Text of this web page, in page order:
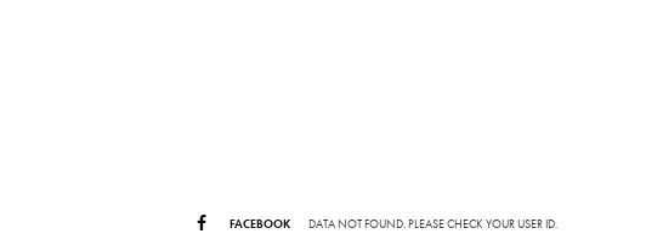
FACEBOOK DATA NOT FOUND. PLEASE CHECK YOUR USER ID.